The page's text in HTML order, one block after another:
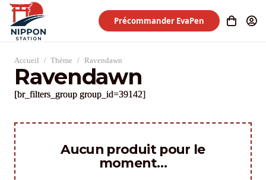
Précommander EvaPen
Accueil / Thème / Ravendawn
Ravendawn
[br_filters_group group_id=39142]
Aucun produit pour le
moment…